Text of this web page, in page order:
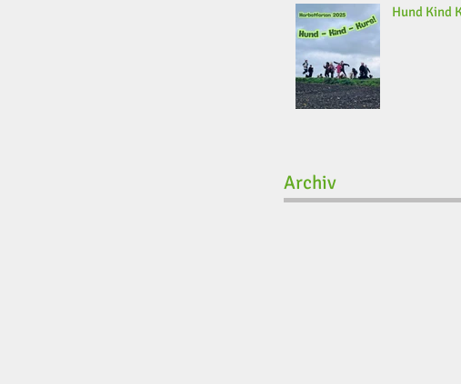
Hund Kind
Archiv